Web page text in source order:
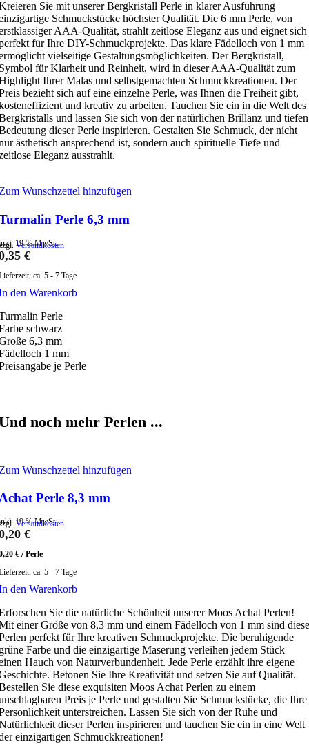
Sie mit unserer Bergkristall Perle in klarer Ausführung
Schmuckstücke höchster Qualität. Die 6 mm Perle, von
AAA-Qualität, strahlt zeitlose Eleganz aus und eignet sich
für Ihre DIY-Schmuckprojekte. Das klare Fädelloch von 1 mm
vielseitige Gestaltungsmöglichkeiten. Der Bergkristall,
für Klarheit und Reinheit, wird in dieser AAA-Qualität zum
Ihrer Malas und selbstgemachten Schmuckkreationen. Der
bezieht sich auf eine einzelne Perle, was Ihnen die Freiheit gibt,
und kreativ zu arbeiten. Tauchen Sie ein in die Welt des
und lassen Sie sich von der natürlichen Brillanz und tiefen
dieser Perle inspirieren. Gestalten Sie Schmuck, der nicht
ästhetisch ansprechend ist, sondern auch spirituelle Tiefe und
Eleganz ausstrahlt.
Wunschzettel hinzufügen
Perle 6,3 mm
19 % MwSt.
Versandkosten
€
ca. 5 - 7 Tage
den Warenkorb
Perle
schwarz
6,3 mm
1 mm
je Perle
noch mehr Perlen ...
Wunschzettel hinzufügen
Perle 8,3 mm
19 % MwSt.
Versandkosten
€
€ /Perle
ca. 5 - 7 Tage
den Warenkorb
Sie die natürliche Schönheit unserer Moos Achat Perlen!
einer Größe von 8,3 mm und einem Fädelloch von 1 mm sind diese
perfekt für Ihre kreativen Schmuckprojekte. Die beruhigende
Farbe und die einzigartige Maserung verleihen jedem Stück
Hauch von Naturverbundenheit. Jede Perle erzählt ihre eigene
Betonen Sie Ihre Kreativität und setzen Sie auf Qualität.
Sie diese exquisiten Moos Achat Perlen zu einem
Preis je Perle und gestalten Sie Schmuckstücke, die Ihre
unterstreichen. Lassen Sie sich von der Ruhe und
dieser Perlen inspirieren und tauchen Sie ein in eine Welt
einzigartigen Schmuckkreationen!